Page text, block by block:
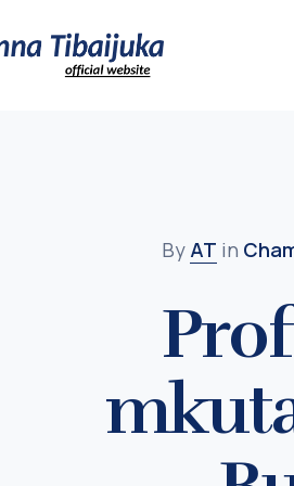
By AT in